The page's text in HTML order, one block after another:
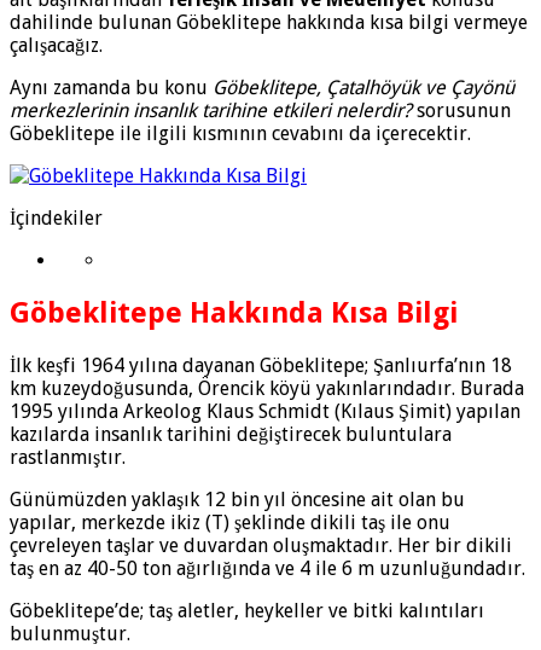
dahilinde bulunan Göbeklitepe hakkında kısa bilgi vermeye
çalışacağız.
Aynı zamanda bu konu Göbeklitepe, Çatalhöyük ve Çayönü
merkezlerinin insanlık tarihine etkileri nelerdir?sorusunun
Göbeklitepe ile ilgili kısmının cevabını da içerecektir.
İçindekiler
Göbeklitepe Hakkında Kısa Bilgi
İlk keşfi 1964 yılına dayanan Göbeklitepe; Şanlıurfa’nın 18
km kuzeydoğusunda, Örencik köyü yakınlarındadır. Burada
1995 yılında Arkeolog Klaus Schmidt (Kılaus Şimit) yapılan
kazılarda insanlık tarihini değiştirecek buluntulara
rastlanmıştır.
Günümüzden yaklaşık 12 bin yıl öncesine ait olan bu
yapılar, merkezde ikiz (T) şeklinde dikili taş ile onu
çevreleyen taşlar ve duvardan oluşmaktadır. Her bir dikili
taş en az 40-50 ton ağırlığında ve 4 ile 6 m uzunluğundadır.
Göbeklitepe’de; taş aletler, heykeller ve bitki kalıntıları
bulunmuştur.